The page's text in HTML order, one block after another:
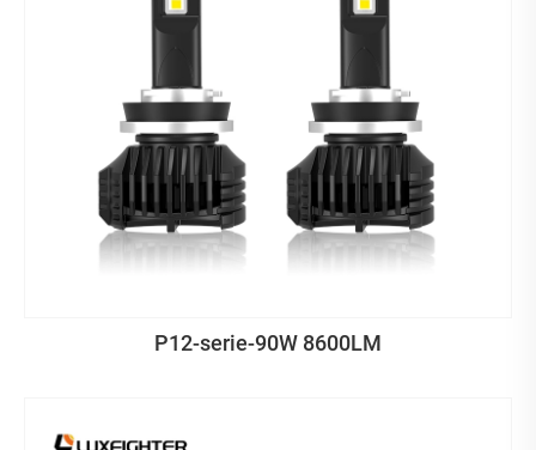
P12-serie-90W 8600LM